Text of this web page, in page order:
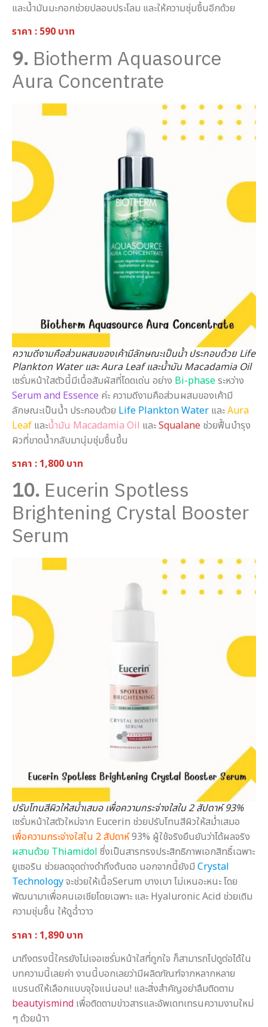
และน้ำมันมะกอกช่วยปลอบประโลม และให้ความชุ่มชื้นอีกด้วย
ราคา : 590 บาท
9. Biotherm Aquasource
Aura Concentrate
ความดีงามคือส่วนผสมของเค้ามีลักษณะเป็นน้ำ ประกอบด้วย Life
Plankton Water และ Aura Leaf และน้ำมัน Macadamia Oil
เซรั่มหน้าใสตัวนี้มีเนื้อสัมผัสที่โดดเด่น อย่าง Bi-phaseระหว่าง
Serum and Essence ค่ะ ความดีงามคือส่วนผสมของเค้ามี
ลักษณะเป็นน้ำ ประกอบด้วย Life Plankton Water และAura
Leaf และน้ำมัน Macadamia Oil และSqualane ช่วยฟื้นบำรุง
ผิวที่ขาดน้ำกลับมานุ่มชุ่มชื้นขึ้น
ราคา : 1,800 บาท
10. Eucerin Spotless
Brightening Crystal Booster
Serum
ปรับโทนสีผิวให้สม่ำเสมอ เพื่อความกระจ่างใสใน 2 สัปดาห์ 93%
เซรั่มหน้าใสตัวใหม่จาก Eucerin ช่วยปรับโทนสีผิวให้สม่ำเสมอ
เพื่อความกระจ่างใสใน 2 สัปดาห์93% ผู้ใช้จริงยืนยันว่าได้ผลจริง
ผสานด้วย Thiamidol ซึ่งเป็นสารทรงประสิทธิภาพเอกสิทธิ์เฉพาะ
ยูเซอริน ช่วยลดจุดด่างดำถึงต้นตอ นอกจากนี้ยังมี Crystal
Technologyจะช่วยให้เนื้อSerum บางเบา ไม่เหนอะหนะ โดย
พัฒนามาเพื่อคนเอเชียโดยเฉพาะ และ Hyaluronic Acid ช่วยเติม
ความชุ่มชื้น ให้ดูฉ่ำวาว
ราคา : 1,890 บาท
มาถึงตรงนี้ใครยังไม่เจอเซรั่มหน้าใสที่ถูกใจ ก็สามารถไปดูต่อได้ใน
บทความนี้เลยค่า งานนี้บอกเลยว่ามีผลิตภัณฑ์จากหลากหลาย
แบรนด์ให้เลือกแบบจุใจแน่นอน! และสิ่งสำคัญอย่าลืมติดตาม
beautyismind เพื่อติดตามข่าวสารและอัพเดทเทรนความงามใหม่
ๆ ด้วยน้าา